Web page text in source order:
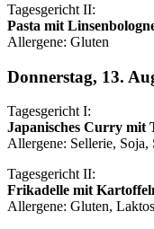
Tagesgericht II:
Pasta mit
Allergene: Gluten
Donnerstag, 13.
Tagesgericht I:
Japanisches Curry mit
Allergene: Sellerie, Soja,
Tagesgericht II:
Frikadelle mit
Allergene: Gluten,